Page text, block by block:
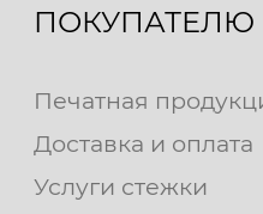
ПОКУПАТЕЛЮ
Печатная
Доставка и оплата
Услуги стежки